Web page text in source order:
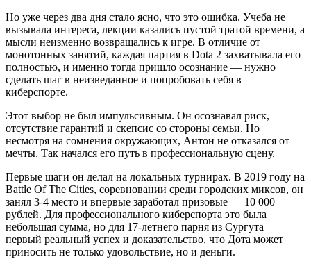
Но уже через два дня стало ясно, что это ошибка. Учеба не
вызывала интереса, лекции казались пустой тратой времени, а
мысли неизменно возвращались к игре. В отличие от
монотонных занятий, каждая партия в Dota 2 захватывала его
полностью, и именно тогда пришло осознание — нужно
сделать шаг в неизведанное и попробовать себя в
киберспорте.
Этот выбор не был импульсивным. Он осознавал риск,
отсутствие гарантий и скепсис со стороны семьи. Но
несмотря на сомнения окружающих, Антон не отказался от
мечты. Так начался его путь в профессиональную сцену.
Первые шаги он делал на локальных турнирах. В 2019 году на
Battle Of The Cities, соревновании среди городских миксов, он
занял 3-4 место и впервые заработал призовые — 10 000
рублей. Для профессионального киберспорта это была
небольшая сумма, но для 17-летнего парня из Сургута —
первый реальный успех и доказательство, что Дота может
приносить не только удовольствие, но и деньги.